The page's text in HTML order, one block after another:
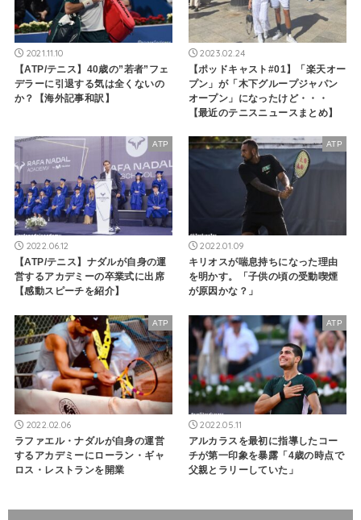
2021.11.10
【ATP/テニス】40歳の”若者”フェ
デラーに引退する気は全くないの
か？【海外記事和訳】
2023.02.24
【ポッドキャスト#01】「楽天オー
プン」が「木下グループジャパン
オープン」になったけど・・・
【最近のテニスニュースまとめ】
ATP
2022.06.12
【ATP/テニス】ナダルが自身の運
営するアカデミーの卒業式に出席
【感動スピーチを紹介】
ATP
2022.01.09
キリオスが喘息持ちになった理由
を明かす。「子供の頃の受動喫煙
が原因かな？」
ATP
2022.02.06
ラファエル・ナダルが自身の運営
するアカデミーにローラン・ギャ
ロス・レストランを開業
ATP
2022.05.11
アルカラスを最初に指導したコー
チが第一印象を暴露「4歳の時点で
父親とラリーしていた」